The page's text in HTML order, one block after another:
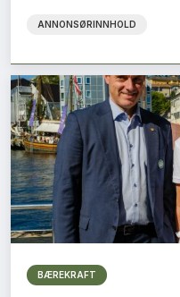
ANNONSØRINNHOLD
BÆREKRAFT